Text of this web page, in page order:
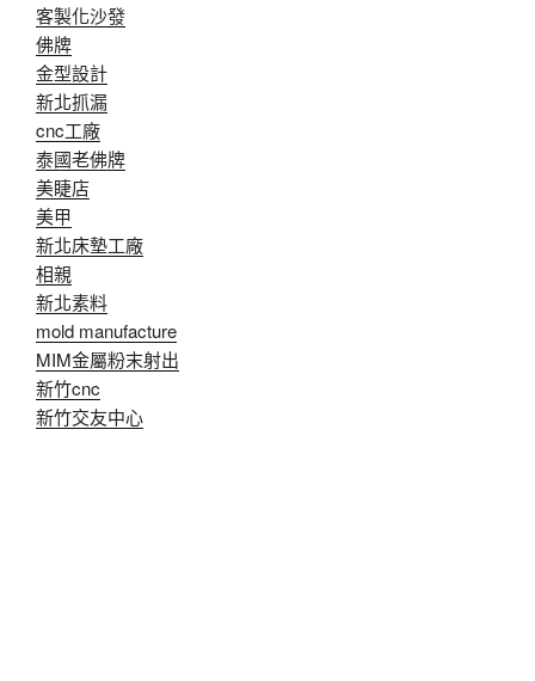
客製化沙發
佛牌
金型設計
新北抓漏
cnc工廠
泰國老佛牌
美睫店
美甲
新北床墊工廠
相親
新北素料
mold manufacture
MIM金屬粉末射出
新竹cnc
新竹交友中心